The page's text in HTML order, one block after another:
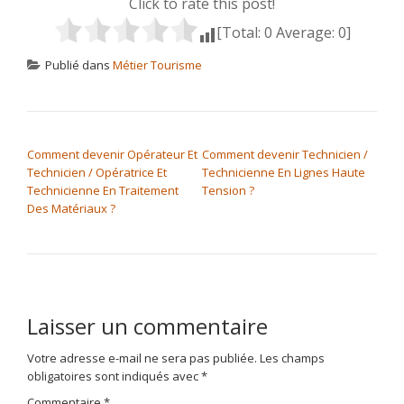
[Total: 0 Average: 0]
Publié dans Métier Tourisme
Comment devenir Opérateur Et
Technicien / Opératrice Et
Technicienne En Traitement
Des Matériaux ?
Comment devenir Technicien /
Technicienne En Lignes Haute
Tension ?
Laisser un commentaire
Votre adresse e-mail ne sera pas publiée. Les champs
obligatoires sont indiqués avec*